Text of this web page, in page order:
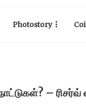
Photostory
– ரிசர்வ்